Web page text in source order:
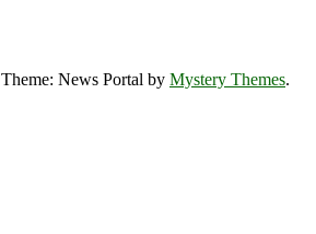
Theme: News Portal by Mystery Themes.